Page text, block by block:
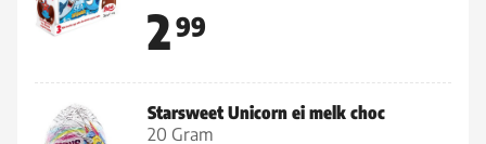
299
Starsweet Unicorn ei melk choc
20 Gram